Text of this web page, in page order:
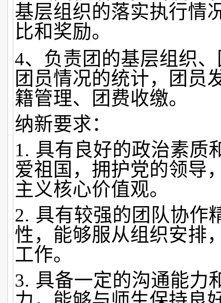
基层组织的落实执行情
比和奖励。
4、负责团的基层组织
团员情况的统计，团员
籍管理、团费收缴。
纳新要求：
1. 具有良好的政治素质
爱祖国，拥护党的领导
主义核心价值观。
2. 具有较强的团队协作
性，能够服从组织安排
工作。
3. 具备一定的沟通能力